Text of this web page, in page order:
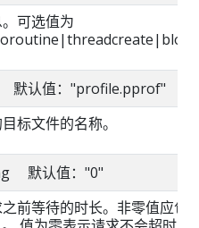
可选值为
认值："profile.pprof"
标文件的名称。
默认值："0"
前等待的时长。非零值应包